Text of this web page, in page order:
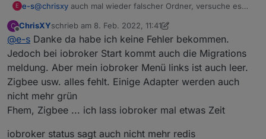
E e-s@chrisxy auch mal wieder falscher Ordner, versuche es
C
Offline
ChrisXYschrieb am 8. Feb. 2022, 11:41
zuletzt editiert von ChrisXY 2. Aug. 2022, 12:53
@e-s Danke da habe ich keine Fehler bekommen.
Jedoch bei iobroker Start kommt auch die Migrations
meldung. Aber mein iobroker Menü links ist auch leer.
Zigbee usw. alles fehlt. Einige Adapter werden auch
nicht mehr grün
Fhem, Zigbee ... ich lass iobroker mal etwas Zeit
iobroker status sagt auch nicht mehr redis